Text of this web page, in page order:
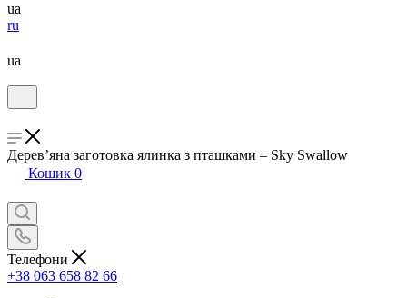
ua
ru
ua
Дерев’яна заготовка ялинка з пташками – Sky Swallow
Кошик 0
Телефони
+38 063 658 82 66